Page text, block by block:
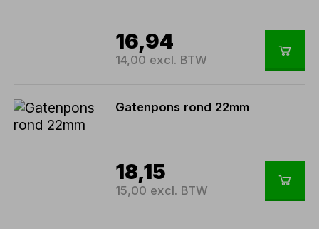
16,94
14,00 excl. BTW
Gatenpons rond 22mm
18,15
15,00 excl. BTW